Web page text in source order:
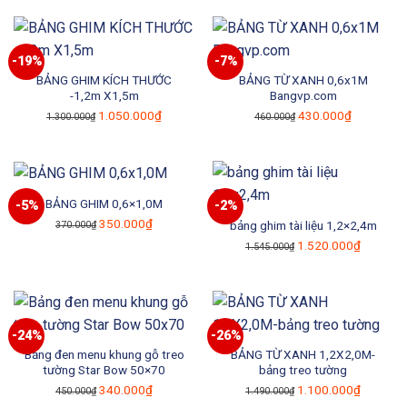
2.640.000₫.là:
-19%
BẢNG GHIM KÍCH THƯỚC
-1,2m X1,5m
1.300.000₫ Giá
1.300.000₫.
1.050.000₫Giá
là:
1.050.000₫.
-7%
BẢNG TỪ XANH 0,6x1M
Bangvp.com
460.000₫ Giá
460.000₫.
430.000₫Giá
-5% BẢNG GHIM 0,6×1,0M
370.000₫ Giá
350.000₫Giá
350.000₫.
-2%
bảng ghim tài liệu 1,2×2,4m
1.545.000₫ Giá
1.545.000₫.
1.520.000₫Giá
-24%
Bảng đen menu khung gỗ treo
tường Star Bow 50×70
450.000₫ Giá
340.000₫Giá
-26%
BẢNG TỪ XANH 1,2X2,0M-
bảng treo tường
1.490.000₫ Giá
1.100.000₫Giá